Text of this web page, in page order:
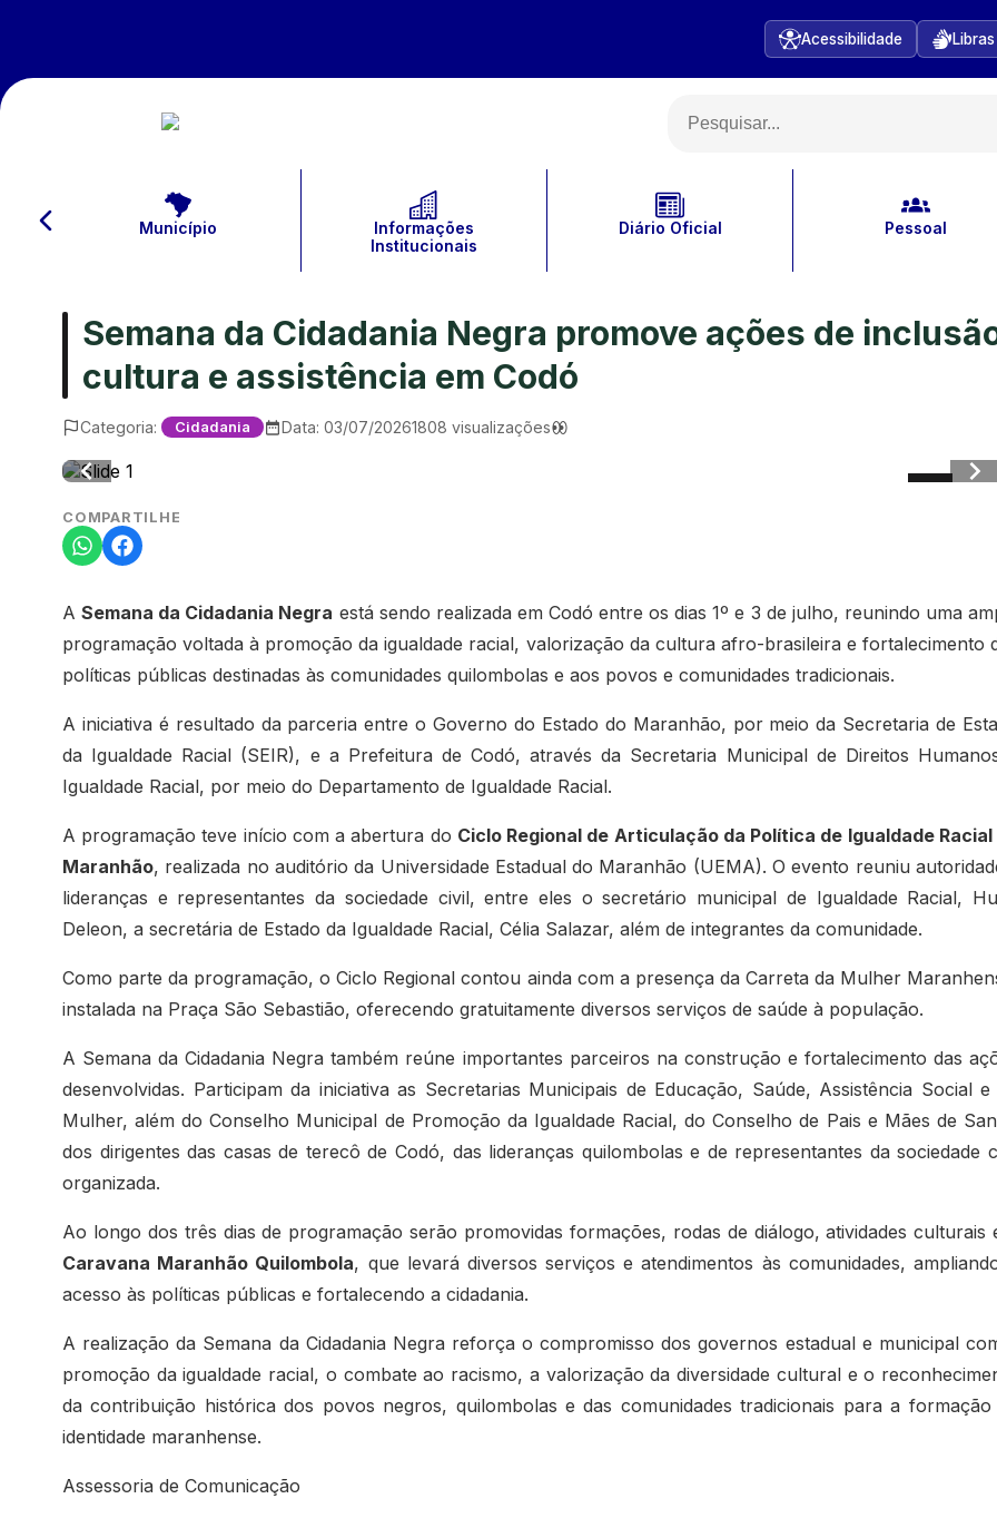
Acessibilidade Libras
Município
Informações
Institucionais
Diário Oficial Pessoal
Semana da Cidadania Negra promove ações de
cultura e assistência em Codó
Categoria: Cidadania Data: 03/07/20261808 visualizações
COMPARTILHE
ASemana da Cidadania Negra está sendo realizada em Codó entre os dias 1º e 3 de julho, reunindo uma
programação voltada à promoção da igualdade racial, valorização da cultura afro-brasileira e fortalecimento
políticas públicas destinadas às comunidades quilombolas e aos povos e comunidades tradicionais.
A iniciativa é resultado da parceria entre o Governo do Estado do Maranhão, por meio da Secretaria de
da Igualdade Racial (SEIR), e a Prefeitura de Codó, através da Secretaria Municipal de Direitos
Igualdade Racial, por meio do Departamento de Igualdade Racial.
A programação teve início com a abertura do Ciclo Regional de Articulação da Política de Igualdade Racial
Maranhão, realizada no auditório da Universidade Estadual do Maranhão (UEMA). O evento reuniu
lideranças e representantes da sociedade civil, entre eles o secretário municipal de Igualdade Racial,
Deleon, a secretária de Estado da Igualdade Racial, Célia Salazar, além de integrantes da comunidade.
Como parte da programação, o Ciclo Regional contou ainda com a presença da Carreta da Mulher
instalada na Praça São Sebastião, oferecendo gratuitamente diversos serviços de saúde à população.
A Semana da Cidadania Negra também reúne importantes parceiros na construção e fortalecimento das
desenvolvidas. Participam da iniciativa as Secretarias Municipais de Educação, Saúde, Assistência Social e
Mulher, além do Conselho Municipal de Promoção da Igualdade Racial, do Conselho de Pais e Mães de
dos dirigentes das casas de terecô de Codó, das lideranças quilombolas e de representantes da sociedade
organizada.
Ao longo dos três dias de programação serão promovidas formações, rodas de diálogo, atividades culturais
Caravana Maranhão Quilombola, que levará diversos serviços e atendimentos às comunidades,
acesso às políticas públicas e fortalecendo a cidadania.
A realização da Semana da Cidadania Negra reforça o compromisso dos governos estadual e municipal
promoção da igualdade racial, o combate ao racismo, a valorização da diversidade cultural e o
da contribuição histórica dos povos negros, quilombolas e das comunidades tradicionais para a formação
identidade maranhense.
Assessoria de Comunicação